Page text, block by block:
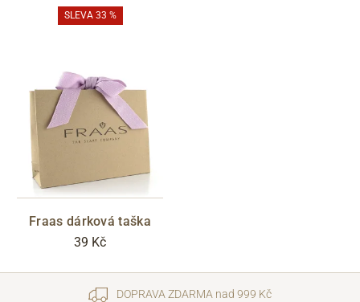
SLEVA 33 %
Fraas dárková taška
39 Kč
DOPRAVA ZDARMA nad 999 Kč